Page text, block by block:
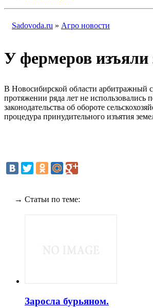
Sadovoda.ru » Агро новости
У фермеров
В Новосибирской области арбитражный
протяжении ряда лет не
законодательства об обороте
процедура принудительного изъятия
→ Статьи по теме:
Заросла бурьяном.